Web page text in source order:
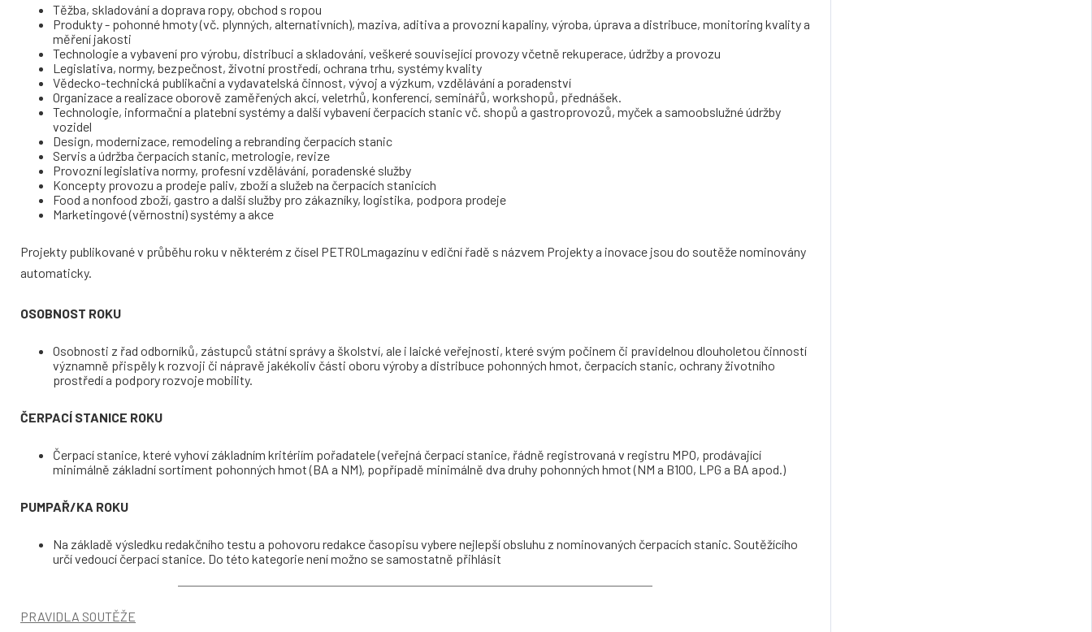
Těžba, skladování a doprava ropy, obchod s ropou
Produkty - pohonné hmoty (vč. plynných, alternativních), maziva, aditiva a provozní kapaliny, výroba, úprava a distribuce, monitoring kvality a
měření jakosti
Technologie a vybavení pro výrobu, distribuci a skladování, veškeré související provozy včetně rekuperace, údržby a provozu
Legislativa, normy, bezpečnost, životní prostředí, ochrana trhu, systémy kvality
Vědecko-technická publikační a vydavatelská činnost, vývoj a výzkum, vzdělávání a poradenství
Organizace a realizace oborově zaměřených akcí, veletrhů, konferencí, seminářů, workshopů, přednášek.
Technologie, informační a platební systémy a další vybavení čerpacích stanic vč. shopů a gastroprovozů, myček a samoobslužné údržby
vozidel
Design, modernizace, remodeling a rebranding čerpacích stanic
Servis a údržba čerpacích stanic, metrologie, revize
Provozní legislativa normy, profesní vzdělávání, poradenské služby
Koncepty provozu a prodeje paliv, zboží a služeb na čerpacích stanicích
Food a nonfood zboží, gastro a další služby pro zákazníky, logistika, podpora prodeje
Marketingové (věrnostní) systémy a akce
Projekty publikované v průběhu roku v některém z čísel PETROLmagazínu v ediční řadě s názvem Projekty a inovace jsou do soutěže nominovány
automaticky.
OSOBNOST ROKU
Osobnosti z řad odborníků, zástupců státní správy a školství, ale i laické veřejnosti, které svým počinem či pravidelnou dlouholetou činností
významně přispěly k rozvoji či nápravě jakékoliv části oboru výroby a distribuce pohonných hmot, čerpacích stanic, ochrany životního
prostředí a podpory rozvoje mobility.
ČERPACÍ STANICE ROKU
Čerpací stanice, které vyhoví základním kritériím pořadatele (veřejná čerpací stanice, řádně registrovaná v registru MPO, prodávající
minimálně základní sortiment pohonných hmot (BA a NM), popřípadě minimálně dva druhy pohonných hmot (NM a B100, LPG a BA apod.)
PUMPAŘ/KA ROKU
Na základě výsledku redakčního testu a pohovoru redakce časopisu vybere nejlepší obsluhu z nominovaných čerpacích stanic. Soutěžícího
určí vedoucí čerpací stanice. Do této kategorie není možno se samostatně přihlásit
PRAVIDLA SOUTĚŽE